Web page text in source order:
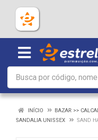
INÍCIO
BAZAR >>
SANDALIA UNISSEX
SAND